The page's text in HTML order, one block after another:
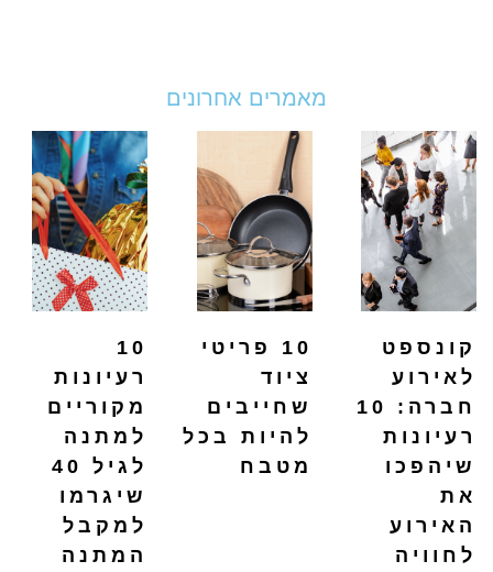
מאמרים אחרונים
קונספט
לאירוע
חברה: 10
רעיונות
שיהפכו
את
האירוע
לחוויה
10 פריטי
ציוד
שחייבים
להיות בכל
מטבח
10
רעיונות
מקוריים
למתנה
לגיל 40
שיגרמו
למקבל
המתנה